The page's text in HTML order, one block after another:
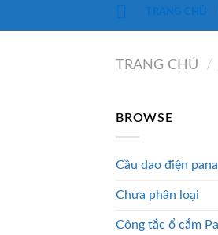
TRANG CHỦ
TRANG CHỦ /
BROWSE
Cầu dao điện
Chưa phân loại
Công tắc ổ cắm